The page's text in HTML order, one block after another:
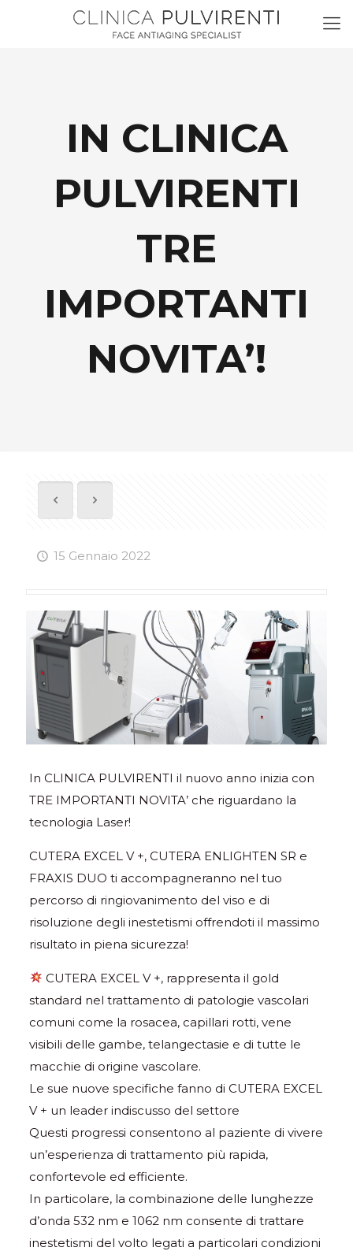
IN CLINICA
PULVIRENTI
TRE
IMPORTANTI
NOVITA’!
15 Gennaio 2022
In CLINICA PULVIRENTI il nuovo anno inizia con
TRE IMPORTANTI NOVITA’ che riguardano la
tecnologia Laser!
CUTERA EXCEL V +, CUTERA ENLIGHTEN SR e
FRAXIS DUO ti accompagneranno nel tuo
percorso di ringiovanimento del viso e di
risoluzione degli inestetismi offrendoti il massimo
risultato in piena sicurezza!
CUTERA EXCEL V +, rappresenta il gold
standard nel trattamento di patologie vascolari
comuni come la rosacea, capillari rotti, vene
visibili delle gambe, telangectasie e di tutte le
macchie di origine vascolare.
Le sue nuove specifiche fanno di CUTERA EXCEL
V + un leader indiscusso del settore
Questi progressi consentono al paziente di vivere
un’esperienza di trattamento più rapida,
confortevole ed efficiente.
In particolare, la combinazione delle lunghezze
d’onda 532 nm e 1062 nm consente di trattare
inestetismi del volto legati a particolari condizioni